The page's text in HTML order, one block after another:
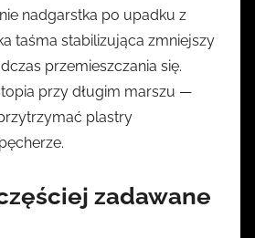
nadgarstka po upadku z
taśma stabilizująca zmniejszy
przemieszczania się.
przy długim marszu —
plastry
zadawane